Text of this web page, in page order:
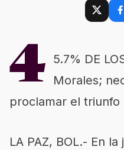
4 5.7% DE
Morales;
proclamar el triunfo
LA PAZ, BOL.- En